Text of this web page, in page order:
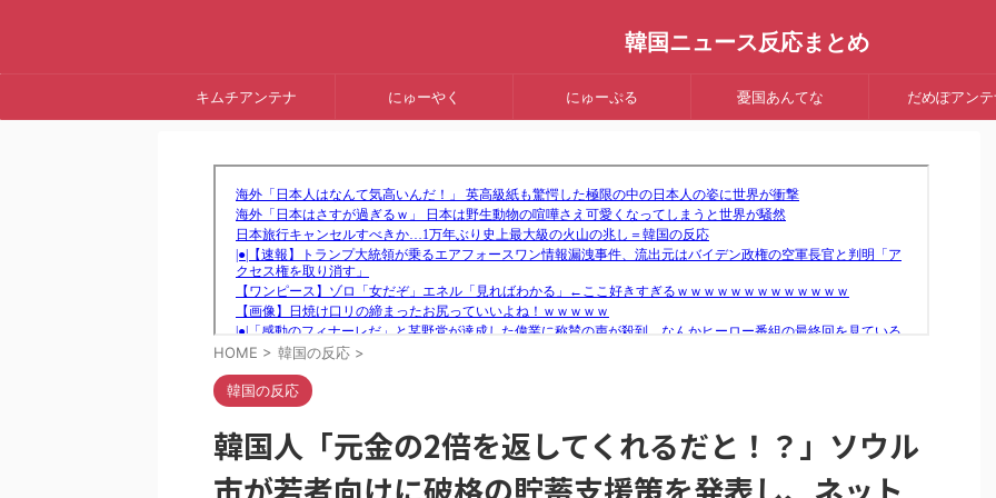
韓国ニュース反応まとめ
キムチアンテナ にゅーやく にゅーぷる 憂国あんてな だめぽアンテ
HOME > 韓国の反応 >
韓国の反応
韓国人「元金の2倍を返してくれるだと！？」ソウル